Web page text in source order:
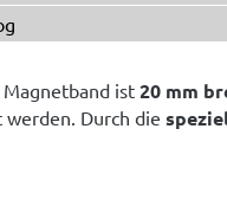
ist 20 mm
Durch die